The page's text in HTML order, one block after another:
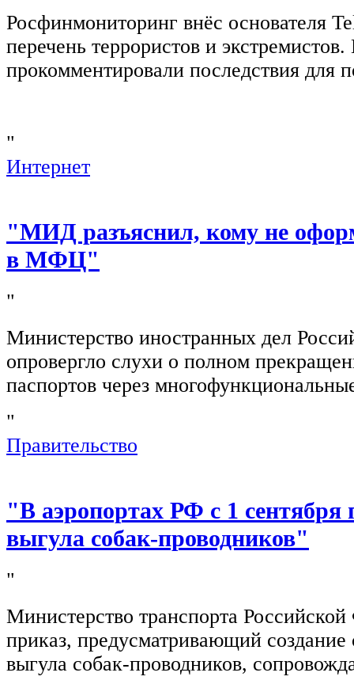
Росфинмониторинг внёс основателя
перечень террористов и
прокомментировали последствия для
"
Интернет
"МИД разъяснил, кому не
в МФЦ"
"
Министерство иностранных дел
опровергло слухи о полном
паспортов через
"
Правительство
"В аэропортах РФ с 1 сентября
выгула собак-проводников"
"
Министерство транспорта
приказ, предусматривающий создание
выгула собак-проводников,